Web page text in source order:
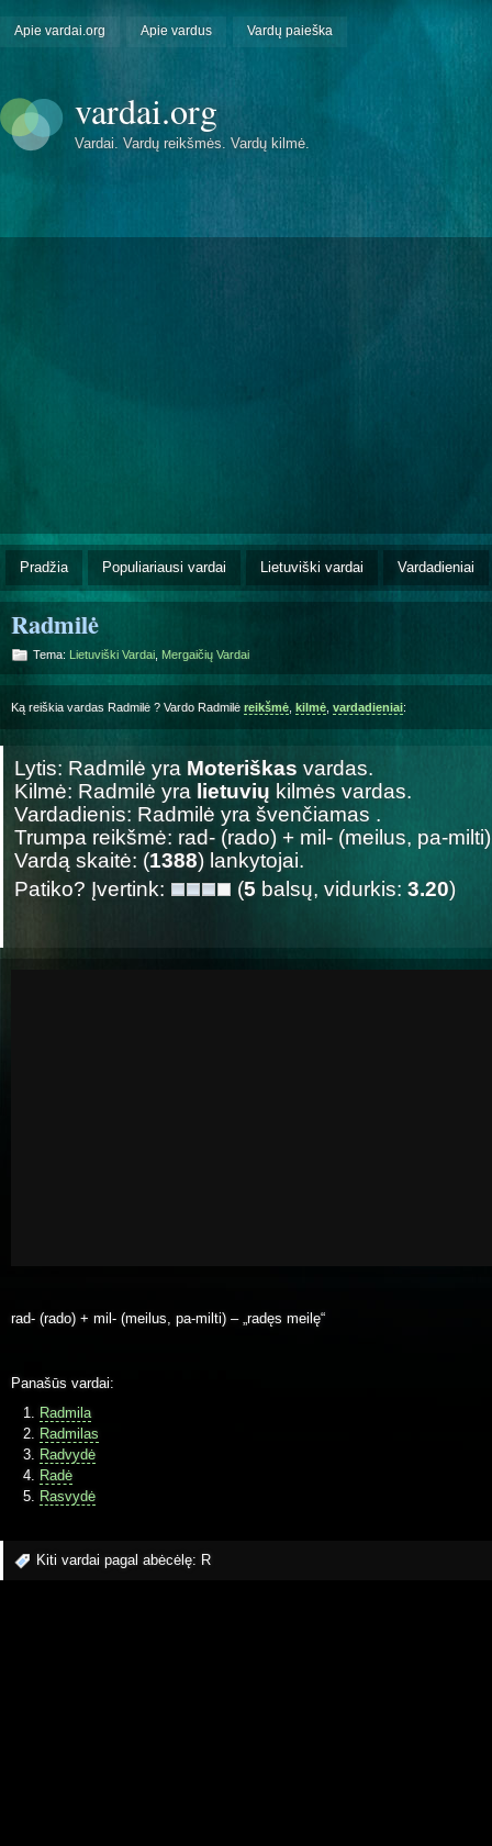
Apie vardai.org Apie vardus Vardų paieška
vardai.org
Vardai. Vardų reikšmės. Vardų kilmė.
Pradžia Populiariausi vardai Lietuviški vardai Vardadieniai
Radmilė
Tema: Lietuviški Vardai Mergaičių Vardai
Ką reiškia vardas Radmilė ? Vardo Radmilė reikšmė kilmė vardadieniai:
Lytis: Radmilė yra Moteriškas vardas.
Kilmė: Radmilė yra lietuvių kilmės vardas.
Vardadienis: Radmilė yra švenčiamas .
Trumpa reikšmė: rad- (rado) + mil- (meilus, pa-
Vardą skaitė: (1388) lankytojai.
Patiko? Įvertink:
(5 balsų, vidurkis: 3.20)
rad- (rado) + mil- (meilus, pa-milti) – „radęs meilę“
Panašūs vardai:
Radmila
Radmilas
Radvydė
Radė
Rasvydė
Kiti vardai pagal abėcėlę: R